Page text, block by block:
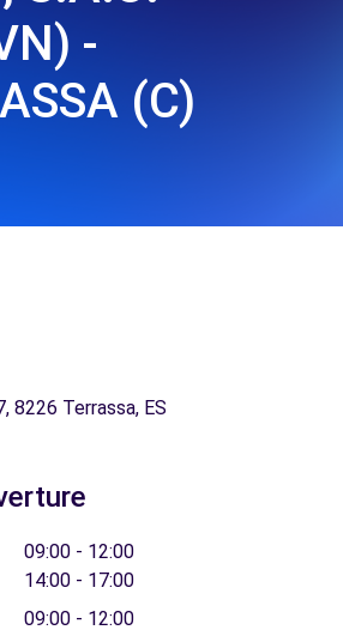
-
(C)
8226 Terrassa, ES
09:00 - 12:00
14:00 - 17:00
09:00 - 12:00